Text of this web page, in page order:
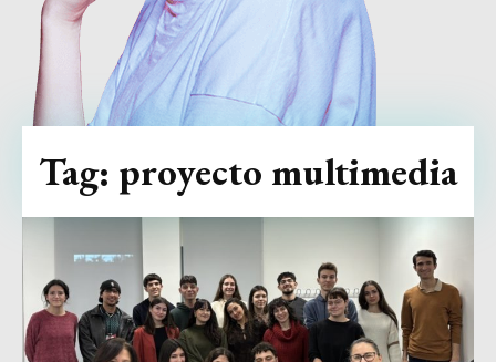
Tag: proyecto multimedia